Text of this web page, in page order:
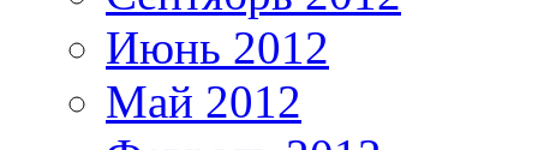
Июнь 2012
Май 2012